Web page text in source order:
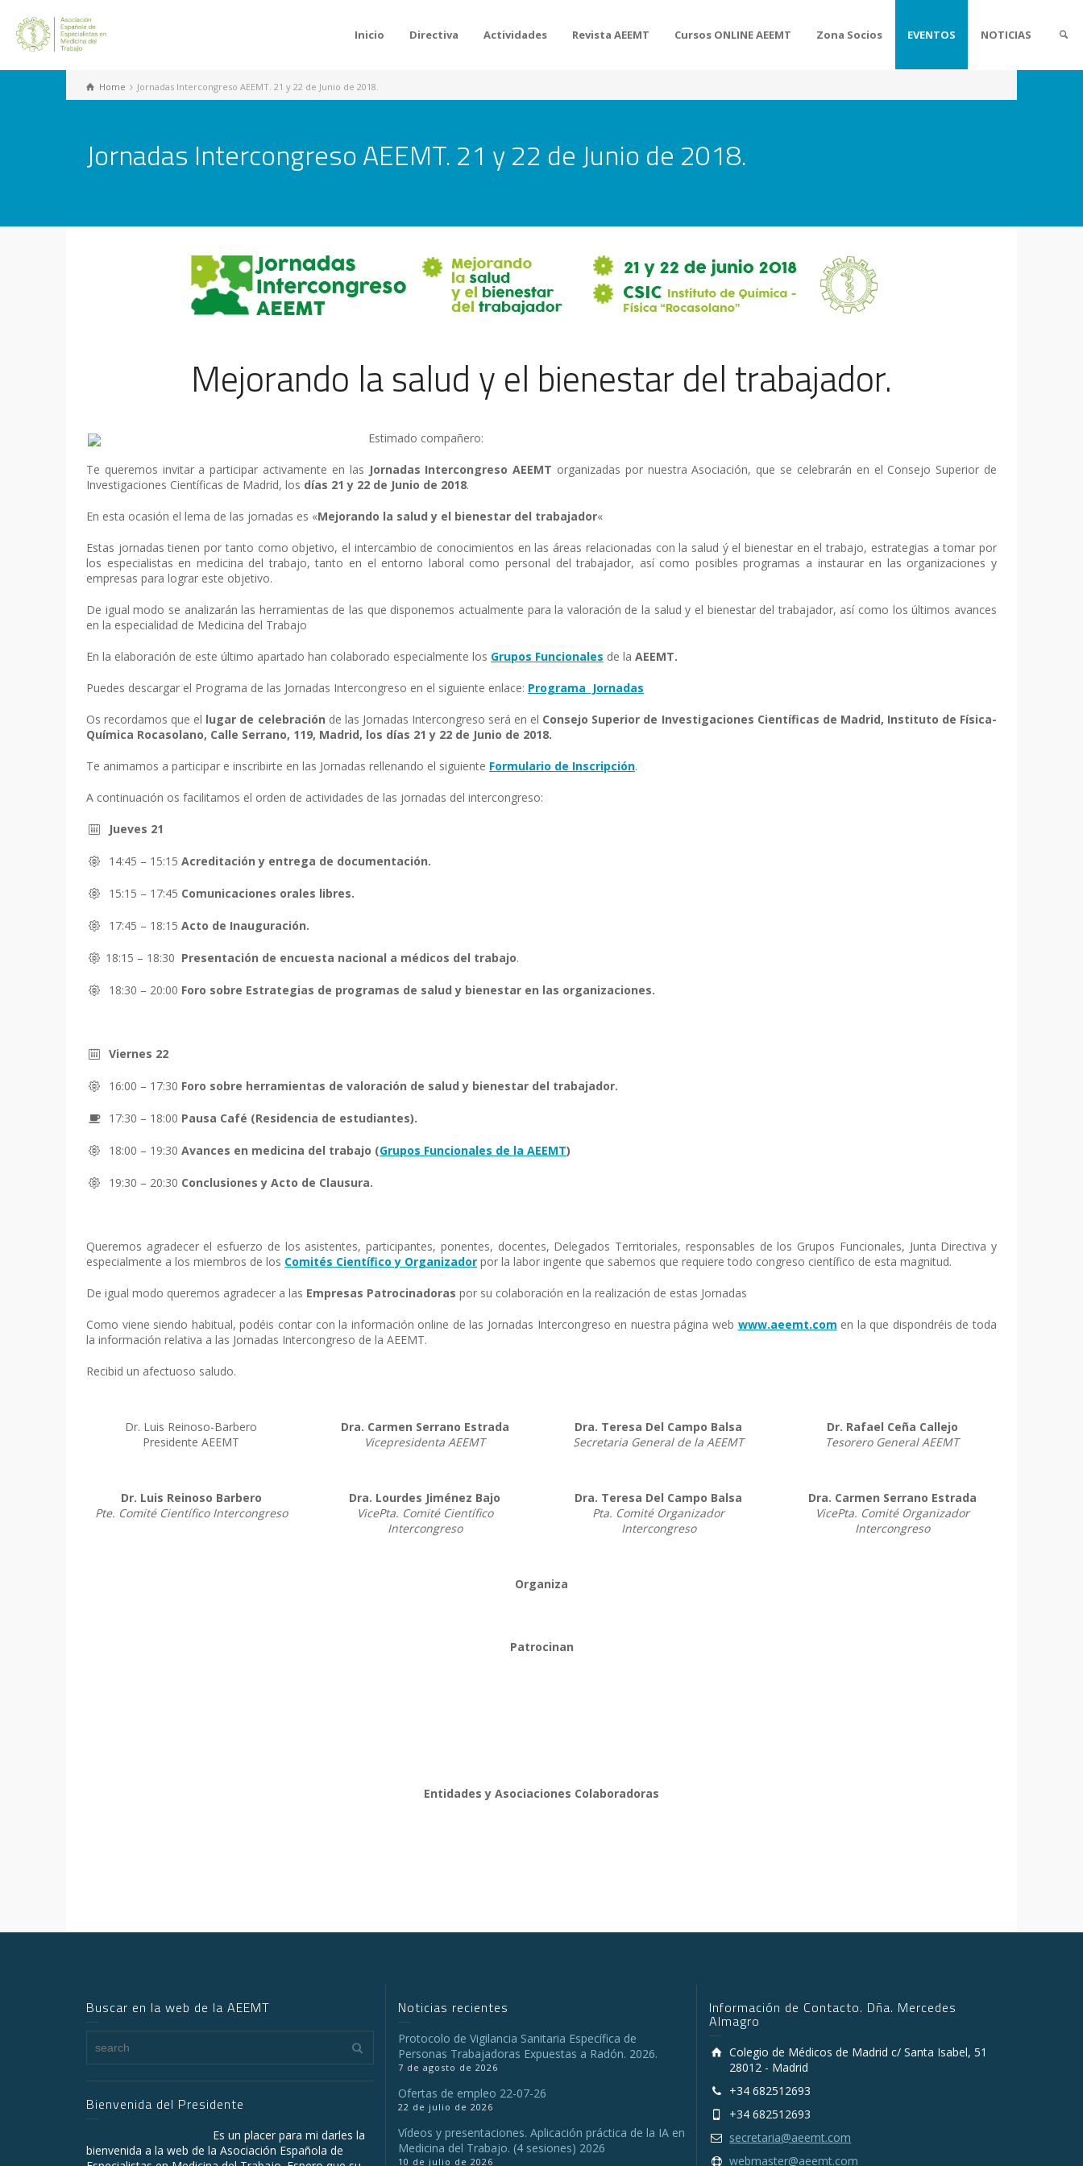
Inicio Directiva Actividades Revista AEEMT Cursos ONLINE AEEMT Zona Socios EVENTOS NOTICIAS
Home Jornadas Intercongreso AEEMT. 21 y 22 de Junio de 2018.
Jornadas Intercongreso AEEMT. 21 y 22 de Junio de 2018.
Mejorando la salud y el bienestar del trabajador.
Estimado compañero:
Te queremos invitar a participar activamente en las Jornadas Intercongreso AEEMT organizadas por nuestra Asociación, que se celebrarán en el Consejo Superior de
Investigaciones Científicas de Madrid, los días 21 y 22 de Junio de 2018.
En esta ocasión el lema de las jornadas es «Mejorando la salud y el bienestar del trabajador«
Estas jornadas tienen por tanto como objetivo, el intercambio de conocimientos en las áreas relacionadas con la salud ý el bienestar en el trabajo, estrategias a tomar por
los especialistas en medicina del trabajo, tanto en el entorno laboral como personal del trabajador, así como posibles programas a instaurar en las organizaciones y
empresas para lograr este objetivo.
De igual modo se analizarán las herramientas de las que disponemos actualmente para la valoración de la salud y el bienestar del trabajador, así como los últimos avances
en la especialidad de Medicina del Trabajo
En la elaboración de este último apartado han colaborado especialmente los Grupos Funcionales de la AEEMT.
Puedes descargar el Programa de las Jornadas Intercongreso en el siguiente enlace: Programa Jornadas
Os recordamos que el lugar de celebración de las Jornadas Intercongreso será en el Consejo Superior de Investigaciones Científicas de Madrid, Instituto de Física-
Química Rocasolano, Calle Serrano, 119, Madrid, los días 21 y 22 de Junio de 2018.
Te animamos a participar e inscribirte en las Jornadas rellenando el siguiente Formulario de Inscripción.
A continuación os facilitamos el orden de actividades de las jornadas del intercongreso:
Jueves 21
14:45 – 15:15 Acreditación y entrega de documentación.
15:15 – 17:45 Comunicaciones orales libres.
17:45 – 18:15 Acto de Inauguración.
18:15 – 18:30 Presentación de encuesta nacional a médicos del trabajo.
18:30 – 20:00 Foro sobre Estrategias de programas de salud y bienestar en las organizaciones.
Viernes 22
16:00 – 17:30 Foro sobre herramientas de valoración de salud y bienestar del trabajador.
17:30 – 18:00 Pausa Café (Residencia de estudiantes).
18:00 – 19:30 Avances en medicina del trabajo (Grupos Funcionales de la AEEMT)
19:30 – 20:30 Conclusiones y Acto de Clausura.
Queremos agradecer el esfuerzo de los asistentes, participantes, ponentes, docentes, Delegados Territoriales, responsables de los Grupos Funcionales, Junta Directiva y
especialmente a los miembros de los Comités Científico y Organizador por la labor ingente que sabemos que requiere todo congreso científico de esta magnitud.
De igual modo queremos agradecer a las Empresas Patrocinadoras por su colaboración en la realización de estas Jornadas
Como viene siendo habitual, podéis contar con la información online de las Jornadas Intercongreso en nuestra página web www.aeemt.com en la que dispondréis de toda
la información relativa a las Jornadas Intercongreso de la AEEMT.
Recibid un afectuoso saludo.
Dr. Luis Reinoso-Barbero
Presidente AEEMT
Dra. Carmen Serrano Estrada
Vicepresidenta AEEMT
Dra. Teresa Del Campo Balsa
Secretaria General de la AEEMT
Dr. Rafael Ceña Callejo
Tesorero General AEEMT
Dr. Luis Reinoso Barbero
Pte. Comité Científico Intercongreso
Dra. Lourdes Jiménez Bajo
VicePta. Comité Científico
Intercongreso
Dra. Teresa Del Campo Balsa
Pta. Comité Organizador
Intercongreso
Dra. Carmen Serrano Estrada
VicePta. Comité Organizador
Intercongreso
Organiza
Patrocinan
Entidades y Asociaciones Colaboradoras
Buscar en la web de la AEEMT
Bienvenida del Presidente
Es un placer para mi darles la
bienvenida a la web de la Asociación Española de
Noticias recientes
Protocolo de Vigilancia Sanitaria Específica de
Personas Trabajadoras Expuestas a Radón. 2026.
7 de agosto de 2026
Ofertas de empleo 22-07-26
22 de julio de 2026
Vídeos y presentaciones. Aplicación práctica de la IA en
Medicina del Trabajo. (4 sesiones) 2026
10 de julio de 2026
Información de Contacto. Dña. Mercedes
Almagro
Colegio de Médicos de Madrid c/ Santa Isabel, 51
28012 - Madrid
+34 682512693
+34 682512693
secretaria@aeemt.com
webmaster@aeemt.com